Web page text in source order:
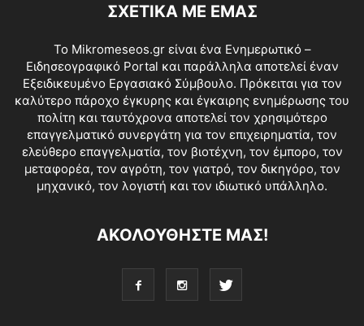
ΣΧΕΤΙΚΑ ΜΕ ΕΜΑΣ
Το Mikromeseos.gr είναι ένα Ενημερωτικό –
Ειδησεογραφικό Portal και παράλληλα αποτελεί έναν
Εξειδικευμένο Εργασιακό Σύμβουλο. Πρόκειται για τον
καλύτερο πάροχο έγκυρης και έγκαιρης ενημέρωσης του
πολίτη και ταυτόχρονα αποτελεί τον χρησιμότερο
επαγγελματικό συνεργάτη για τον επιχειρηματία, τον
ελεύθερο επαγγελματία, τον βιοτέχνη, τον έμπορο, τον
μεταφορέα, τον αγρότη, τον γιατρό, τον δικηγόρο, τον
μηχανικό, τον λογιστή και τον ιδιωτικό υπάλληλο.
ΑΚΟΛΟΥΘΗΣΤΕ ΜΑΣ!